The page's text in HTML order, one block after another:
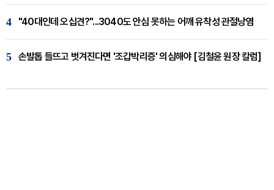
4 "40대인데 오십견?"...3040도 안심 못하는 어깨 유착성 관절낭염
5 손발톱 들뜨고 벗겨진다면 '조갑박리증' 의심해야 [김철윤 원장 칼럼]